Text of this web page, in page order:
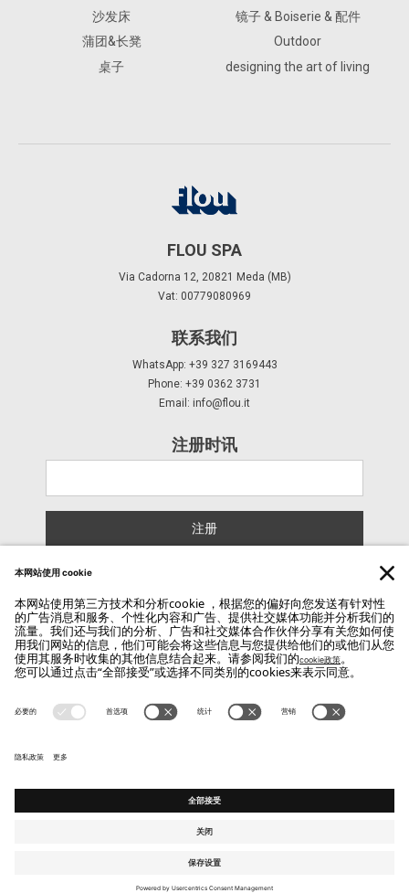
沙发床
蒲团&长凳
桌子
镜子 & Boiserie & 配件
Outdoor
designing the art of living
FLOU SPA
Via Cadorna 12, 20821 Meda (MB)
Vat: 00779080969
联系我们
WhatsApp: +39 327 3169443
Phone: +39 0362 3731
Email: info@flou.it
注册时讯
注册
Copyright Flou 2026
隐私
修改隐私设置
Cookie 使用政策